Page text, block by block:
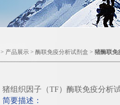
> 产品展示 > 酶联免疫分析试剂盒 > 猪酶联免
猪组织因子（TF）酶联免疫分析
简要描述：